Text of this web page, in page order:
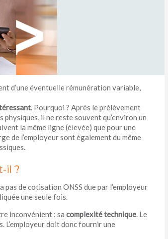
d’une éventuelle rémunération variable,
. Pourquoi ? Après le prélèvement
il ne reste souvent qu’environ un
la même ligne (élevée) que pour une
de l’employeur sont également du même
il ?
pas de cotisation ONSS due par l’employeur
une seule fois.
inconvénient : sa complexité technique. Le
doit donc fournir une